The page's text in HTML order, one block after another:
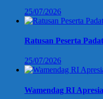
25/07/2026
Ratusan Peserta
25/07/2026
Wamendag RI